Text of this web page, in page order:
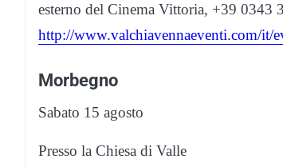
esterno del Cinema Vittoria, +39 0343
http://www.valchiavennaeventi.com/it/
Morbegno
Sabato 15 agosto
Presso la Chiesa di Valle